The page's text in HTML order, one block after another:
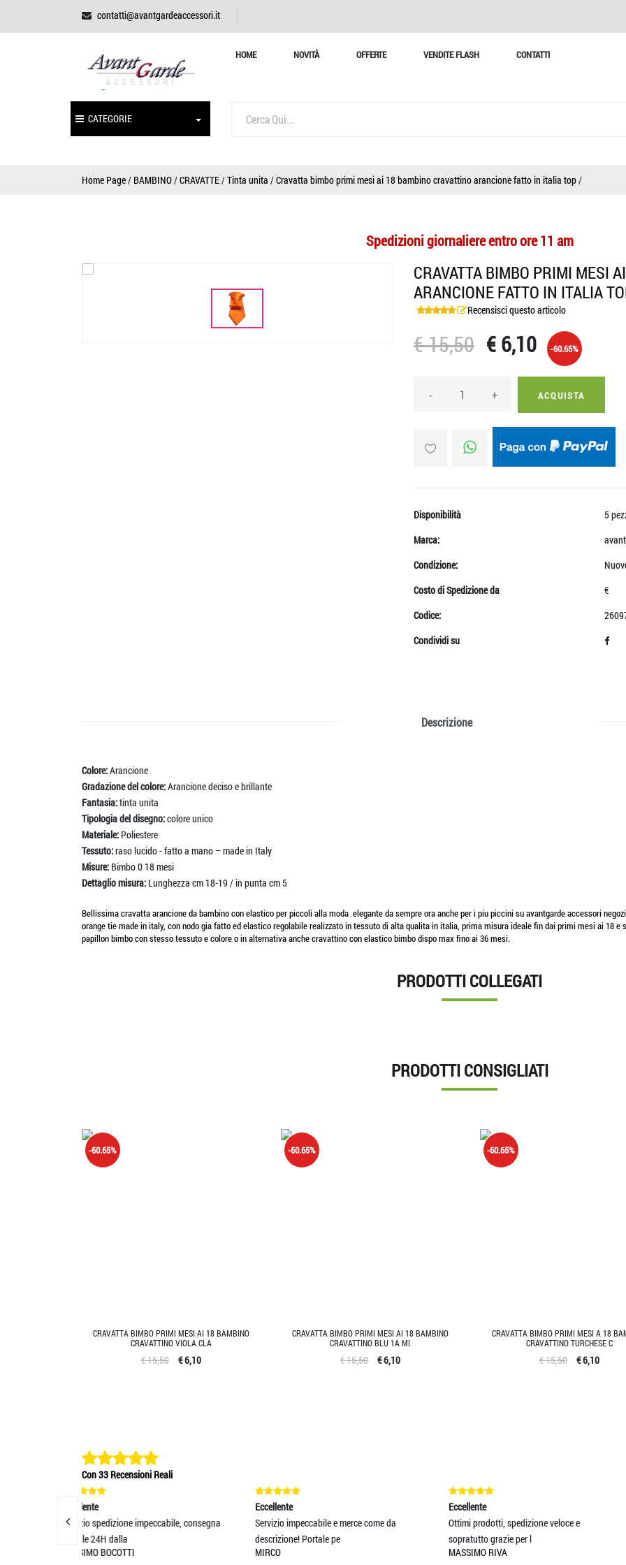
contatti@avantgardeaccessori.it
HOME NOVITÀ OFFERTE VENDITE FLASH CONTATTI
CATEGORIE
Home Page/ BAMBINO/CRAVATTE/Tinta unita /Cravatta bimbo primi mesi ai 18 bambino cravattino arancione fatto in italia top/
Spedizioni giornaliere entro ore 11 am
CRAVATTA BIMBO PRIMI MESI
ARANCIONE FATTO IN ITALIA
Recensisci questo articolo
€ 15,50 € 6,10 -60.65%
- + ACQUISTA
Disponibilità
5
Marca:
Condizione:
Costo di Spedizione da
€
Codice:
Condividi su
Descrizione
Colore:Arancione
Gradazione del colore:Arancione deciso e brillante
Fantasia:tinta unita
Tipologia del disegno:colore unico
Materiale: Poliestere
Tessuto:raso lucido - fatto a mano – made in Italy
Misure: Bimbo 0 18 mesi
Dettaglio misura: Lunghezza cm 18-19 / in punta cm 5
Bellissima cravatta arancione da bambino con elastico per piccoli alla moda elegante da sempre ora anche per i piu piccini su avantgarde accessori
orange tie made in italy, con nodo gia fatto ed elastico regolabile realizzato in tessuto di alta qualita in italia, prima misura ideale fin dai primi mesi ai 18
papillon bimbo con stesso tessuto e colore o in alternativa anche cravattino con elastico bimbo dispo max fino ai 36 mesi.
PRODOTTI COLLEGATI
PRODOTTI CONSIGLIATI
CRAVATTA BIMBO PRIMI MESI AI 18 BAMBINO
CRAVATTINO VIOLA CLA
-60.65%
€ 15,50 € 6,10
CRAVATTA BIMBO PRIMI MESI AI 18 BAMBINO
CRAVATTINO BLU 1A MI
-60.65%
€ 15,50 € 6,10
CRAVATTA BIMBO PRIMI MESI A 18
CRAVATTINO TURCHESE C
-60.65%
€ 15,50 € 6,10
Con 33 Recensioni Reali
consegna
Servizio impeccabile e merce come da
descrizione! Portale pe
MIRCO
Ottimi prodotti, spedizione veloce e
sopratutto grazie per l
Ottimo prodotto. Spedizione
Azienda seria. Cons
LARA